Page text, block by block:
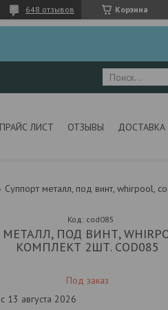
Корзина
648 отзывов
ПРАЙС ЛИСТ ОТЗЫВЫ
ПОД ВИНТ,
КОМПЛЕКТ 2ШТ. COD085
Под заказ
Код: cod085
13 августа 2026